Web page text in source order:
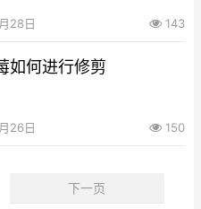
28日 143
如何进行修剪
26日 150
下一页